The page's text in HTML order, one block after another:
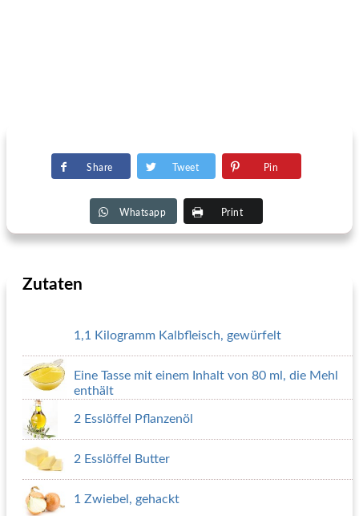
Share Tweet Pin
Whatsapp Print
Zutaten
1,1 Kilogramm Kalbfleisch, gewürfelt
Eine Tasse mit einem Inhalt von 80 ml, die Mehl
enthält
2 Esslöffel Pflanzenöl
2 Esslöffel Butter
1 Zwiebel, gehackt